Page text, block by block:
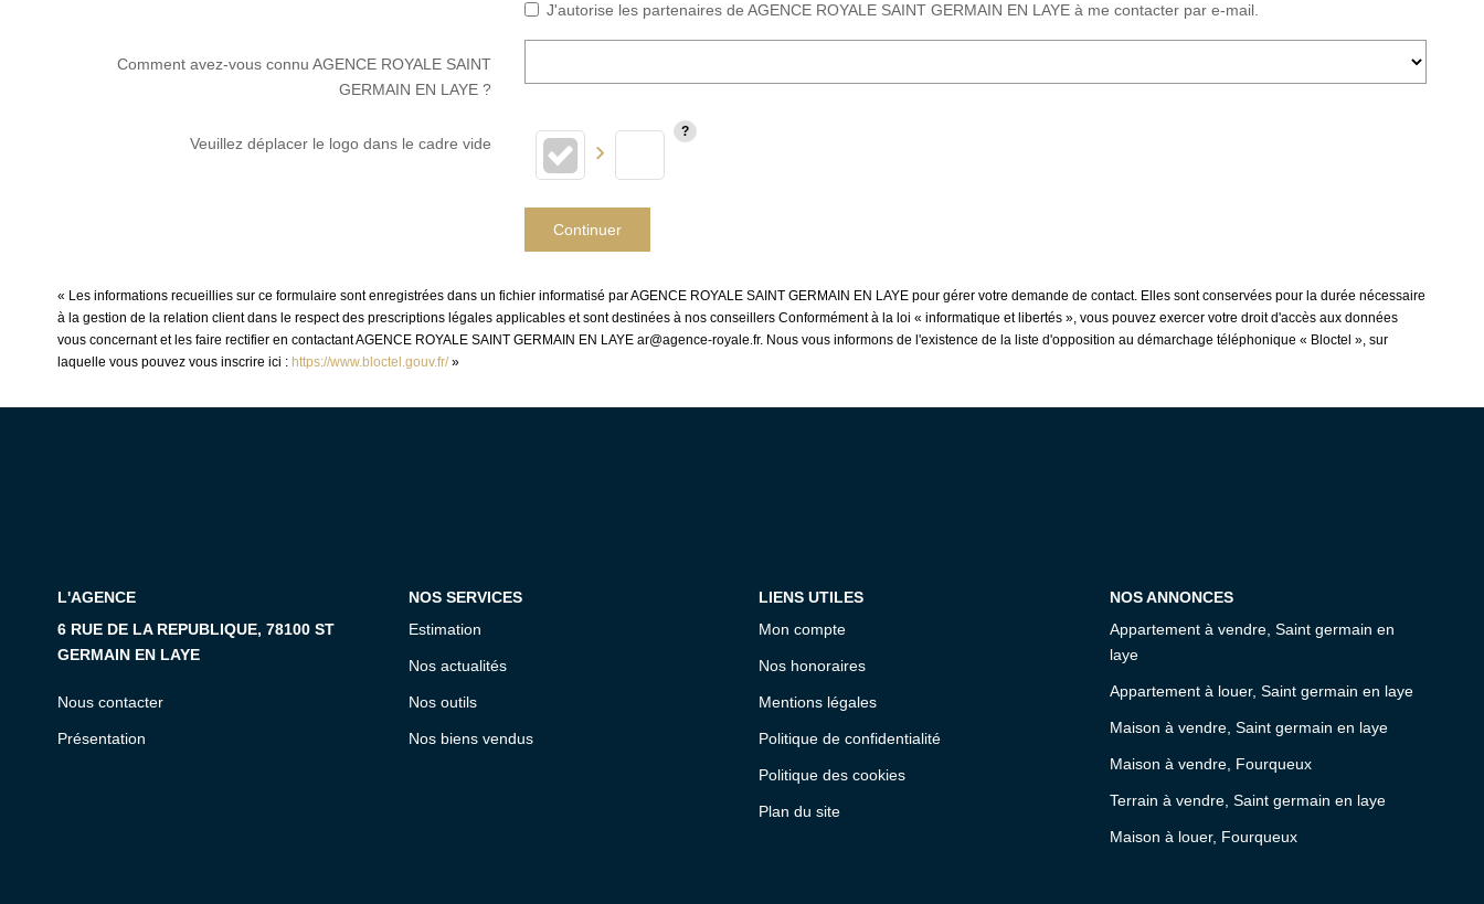
J'autorise les partenaires de AGENCE ROYALE SAINT GERMAIN EN LAYE à me contacter par e-mail.
Comment avez-vous connu AGENCE ROYALE SAINT
GERMAIN EN LAYE ?
Veuillez déplacer le logo dans le cadre vide
Continuer
« Les informations recueillies sur ce formulaire sont enregistrées dans un fichier informatisé par AGENCE ROYALE SAINT GERMAIN EN LAYE pour gérer votre demande de contact. Elles sont conservées pour la durée nécessaire
à la gestion de la relation client dans le respect des prescriptions légales applicables et sont destinées à nos conseillers Conformément à la loi « informatique et libertés », vous pouvez exercer votre droit d'accès aux données
vous concernant et les faire rectifier en contactant AGENCE ROYALE SAINT GERMAIN EN LAYE ar@agence-royale.fr. Nous vous informons de l'existence de la liste d'opposition au démarchage téléphonique « Bloctel », sur
laquelle vous pouvez vous inscrire ici : https://www.bloctel.gouv.fr/»
L'AGENCE
6 RUE DE LA REPUBLIQUE, 78100 ST
GERMAIN EN LAYE
Nous contacter
Présentation
NOS SERVICES
Estimation
Nos actualités
Nos outils
Nos biens vendus
LIENS UTILES
Mon compte
Nos honoraires
Mentions légales
Politique de confidentialité
Politique des cookies
Plan du site
NOS ANNONCES
Appartement à vendre, Saint germain en
laye
Appartement à louer, Saint germain en laye
Maison à vendre, Saint germain en laye
Maison à vendre, Fourqueux
Terrain à vendre, Saint germain en laye
Maison à louer, Fourqueux